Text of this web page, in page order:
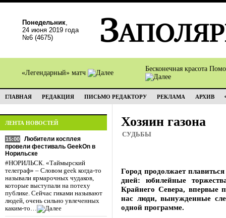
Понедельник,
24 июня 2019 года
№6 (4675)
«Легендарный» матч
Бесконечная красота
ГЛАВНАЯ РЕДАКЦИЯ ПИСЬМО РЕДАКТОРУ РЕКЛАМА АРХИВ
ЛЕНТА НОВОСТЕЙ
15:00
Любители косплея
провели фестиваль GeekOn в
Норильске
#НОРИЛЬСК. «Таймырский
телеграф» – Словом geek когда-то
называли ярмарочных чудаков,
которые выступали на потеху
публике. Сейчас гиками называют
людей, очень сильно увлеченных
каким-то…
Хозяин газона
СУДЬБЫ
Город продолжает
дней: юбилейные
Крайнего Севера, впервые
нас люди, вынужденные
одной программе.